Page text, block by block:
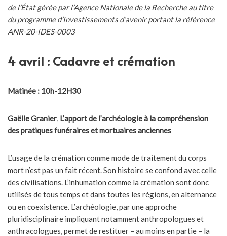
de l’État gérée par l’Agence Nationale de la Recherche au titre
du programme d’Investissements d’avenir portant la référence
ANR-20-IDES-0003
4 avril : Cadavre et crémation
Matinée : 10h-12H30
Gaëlle Granier, L’apport de l’archéologie à la compréhension
des pratiques funéraires et mortuaires anciennes
L’usage de la crémation comme mode de traitement du corps
mort n’est pas un fait récent. Son histoire se confond avec celle
des civilisations. L’inhumation comme la crémation sont donc
utilisés de tous temps et dans toutes les régions, en alternance
ou en coexistence. L’archéologie, par une approche
pluridisciplinaire impliquant notamment anthropologues et
anthracologues, permet de restituer – au moins en partie – la